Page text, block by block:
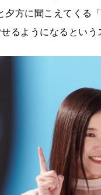
夕方に聞こえてくる
るようになるという